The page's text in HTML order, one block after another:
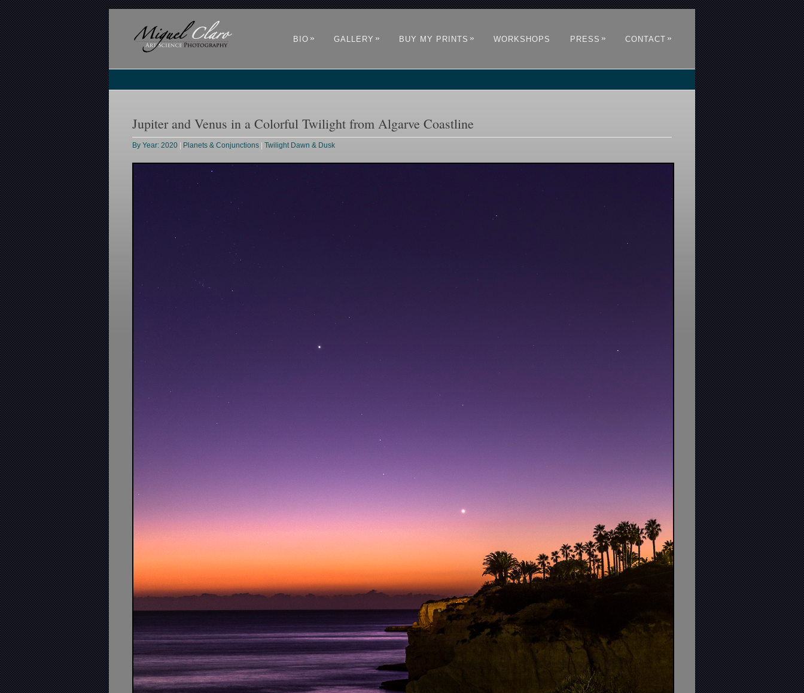
BIO » GALLERY » BUY MY PRINTS » WORKSHOPS PRESS » CONTACT »
Jupiter and Venus in a Colorful Twilight from Algarve Coastline
By Year: 2020 Planets & Conjunctions |Twilight Dawn & Dusk